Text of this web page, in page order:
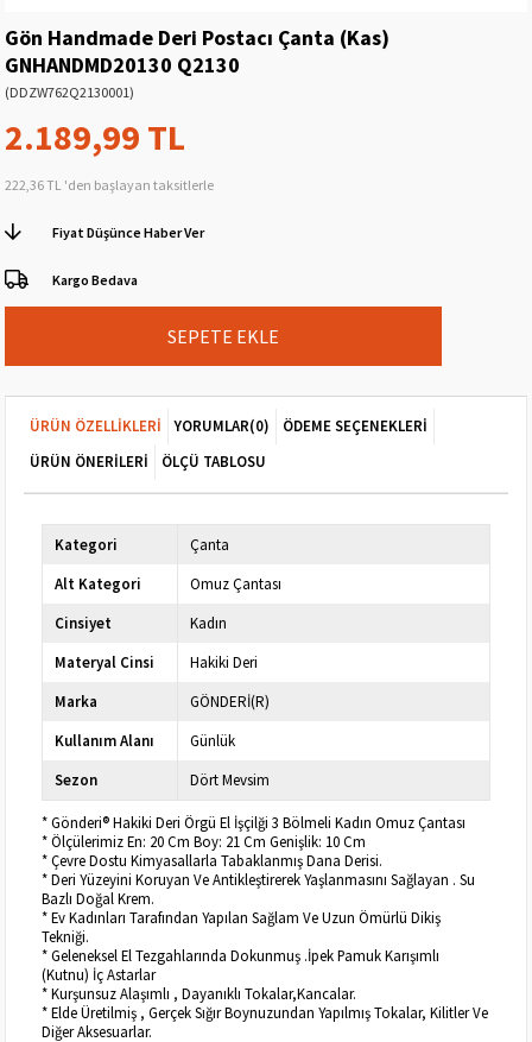
Gön Handmade Deri Postacı Çanta (Kas)
GNHANDMD20130 Q2130
(DDZW762Q2130001)
2.189,99 TL
222,36 TL 'den başlayan taksitlerle
Fiyat Düşünce Haber Ver
Kargo Bedava
ÜRÜN ÖZELLIKLERI YORUMLAR(0)
ÖDEME SEÇENEKLERI
ÜRÜN ÖNERILERI
ÖLÇÜ TABLOSU
Kategori
Çanta
Alt Kategori
Omuz Çantası
Cinsiyet
Kadın
Materyal Cinsi
Hakiki Deri
Marka
GÖNDERİ(R)
Kullanım Alanı
Günlük
Sezon
Dört Mevsim
* Gönderi® Hakiki Deri Örgü El İşçilği 3 Bölmeli Kadın Omuz Çantası
* Ölçülerimiz En: 20 Cm Boy: 21 Cm Genişlik: 10 Cm
* Çevre Dostu Kimyasallarla Tabaklanmış Dana Derisi.
* Deri Yüzeyini Koruyan Ve Antikleştirerek Yaşlanmasını Sağlayan . Su
Bazlı Doğal Krem.
* Ev Kadınları Tarafından Yapılan Sağlam Ve Uzun Ömürlü Dikiş
Tekniği.
* Geleneksel El Tezgahlarında Dokunmuş .İpek Pamuk Karışımlı
(Kutnu) İç Astarlar
* Kurşunsuz Alaşımlı , Dayanıklı Tokalar,Kancalar.
* Elde Üretilmiş , Gerçek Sığır Boynuzundan Yapılmış Tokalar, Kilitler Ve
Diğer Aksesuarlar.